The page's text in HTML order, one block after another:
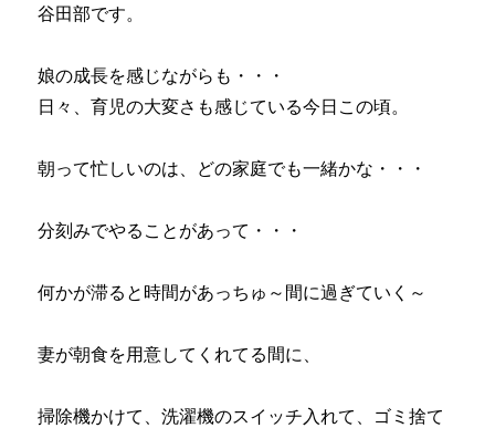
谷田部です。
娘の成長を感じながらも・・・
日々、育児の大変さも感じている今日この頃。
朝って忙しいのは、どの家庭でも一緒かな・・・
分刻みでやることがあって・・・
何かが滞ると時間があっちゅ～間に過ぎていく～
妻が朝食を用意してくれてる間に、
掃除機かけて、洗濯機のスイッチ入れて、ゴミ捨て